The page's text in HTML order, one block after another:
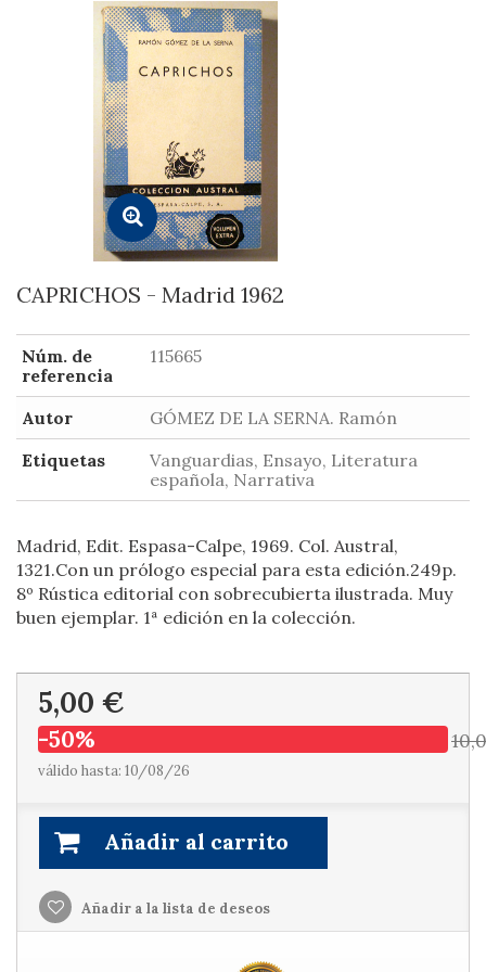
CAPRICHOS - Madrid 1962
Núm. de
referencia
115665
Autor
GÓMEZ DE LA SERNA. Ramón
Etiquetas
Vanguardias, Ensayo, Literatura
española, Narrativa
Madrid, Edit. Espasa-Calpe, 1969. Col. Austral,
1321.Con un prólogo especial para esta edición.249p.
8º Rústica editorial con sobrecubierta ilustrada. Muy
buen ejemplar. 1ª edición en la colección.
5,00 €
-50%
válido hasta: 10/08/26
Añadir al carrito
Añadir a la lista de deseos